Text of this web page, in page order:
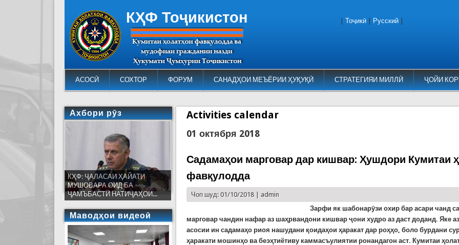
КҲФ Тоҷикистон
АСОСӢ СОХТОР ФОРУМ САНАДҲОИ МЕЪЁРИИ ҲУҚУҚӢ СТРАТЕГИЯИ МИЛЛӢ ҶОЙИ
Тоҷикӣ Русский
Activities calendar
01 октября 2018
Садамаҳои марговар дар кишвар: Ҳушдори Кумитаи
фавқулодда
Чоп шуд: 01/10/2018 | admin
Зарфи як шабонарӯзи охир бар асари чанд
марговар чандин нафар аз шаҳрвандони кишвар ҷони худро аз даст доданд. Яке
асосии ин садамаҳо риоя нашудани қоидаҳои ҳаракат дар роҳҳо, боло бурдани
ҳаракати мошинҳо ва беэҳтиётиву каммасъулиятии ронандагон аст. Кумитаи
Ахбори рӯз
КҲФ: ҶАЛАСАИ ҲАЙАТИ
МУШОВАРА ОИД БА
ҶАМЪБАСТИ НАТИҶАҲОИ...
Маводҳои видеоӣ